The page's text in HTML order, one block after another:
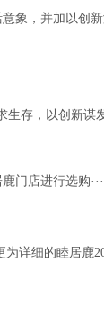
象，并加以创
存，以创新
店进行选购
详细的睦居鹿